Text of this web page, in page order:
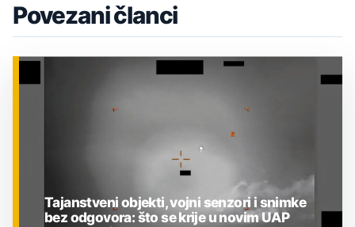
Povezani članci
Tajanstveni objekti, vojni senzori i snimke
bez odgovora: što se krije u novim UAP